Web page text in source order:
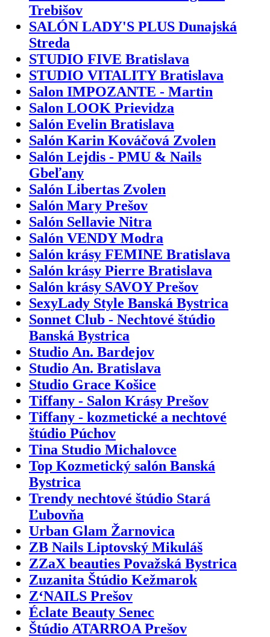
Trebišov
SALÓN LADY'S PLUS Dunajská
Streda
STUDIO FIVE Bratislava
STUDIO VITALITY Bratislava
Salon IMPOZANTE - Martin
Salon LOOK Prievidza
Salón Evelin Bratislava
Salón Karin Kováčová Zvolen
Salón Lejdis - PMU & Nails
Gbeľany
Salón Libertas Zvolen
Salón Mary Prešov
Salón Sellavie Nitra
Salón VENDY Modra
Salón krásy FEMINE Bratislava
Salón krásy Pierre Bratislava
Salón krásy SAVOY Prešov
SexyLady Style Banská Bystrica
Sonnet Club - Nechtové štúdio
Banská Bystrica
Studio An. Bardejov
Studio An. Bratislava
Studio Grace Košice
Tiffany - Salon Krásy Prešov
Tiffany - kozmetické a nechtové
štúdio Púchov
Tina Studio Michalovce
Top Kozmetický salón Banská
Bystrica
Trendy nechtové štúdio Stará
Ľubovňa
Urban Glam Žarnovica
ZB Nails Liptovský Mikuláš
ZZaX beauties Považská Bystrica
Zuzanita Štúdio Kežmarok
Z‘NAILS Prešov
Éclate Beauty Senec
Štúdio ATARROA Prešov